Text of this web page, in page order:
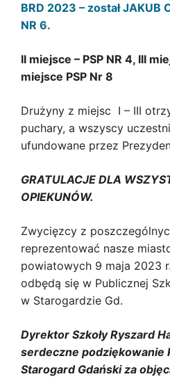
BRD 2023 – został JAKUB
NR 6.
II miejsce – PSP NR 4, III
miejsce PSP Nr 8
Drużyny z miejsc I – III
puchary, a wszyscy
ufundowane przez
GRATULACJE DLA
OPIEKUNÓW.
Zwycięzcy z
reprezentować nasze
powiatowych 9 maja 2023
odbędą się w Publicznej
w Starogardzie Gd.
Dyrektor Szkoły Ryszard
serdeczne podziękowanie
Starogard Gdański za